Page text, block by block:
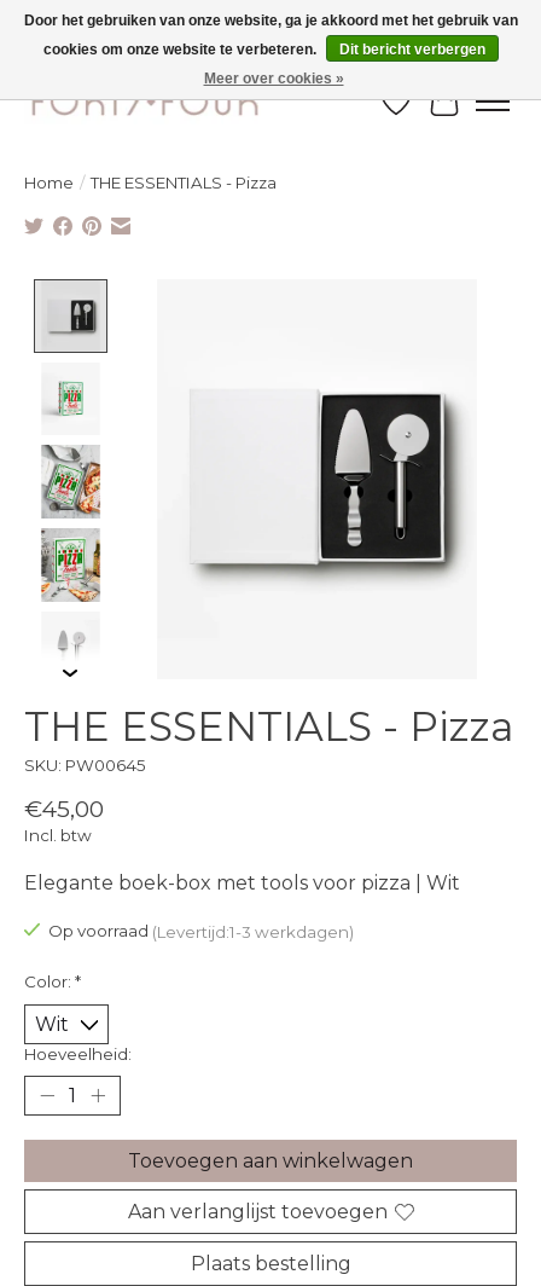
SOLDEN TOT -70% IN WINKEL & ONLINE
Verlanglijst
Home / THE ESSENTIALS - Pizza
THE ESSENTIALS - Pizza
SKU: PW00645
€45,00
Incl. btw
Elegante boek-box met tools voor pizza | Wit
Op voorraad (Levertijd:1-3 werkdagen)
Color: *
Hoeveelheid:
Toevoegen aan winkelwagen
Aan verlanglijst toevoegen
Plaats bestelling
Door het gebruiken van onze website, ga je akkoord met het gebruik van
cookies om onze website te verbeteren.
Dit bericht verbergen
Meer over cookies »